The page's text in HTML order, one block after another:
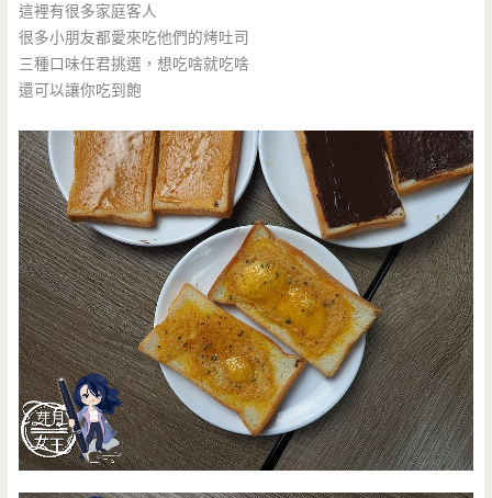
這裡有很多家庭客人
很多小朋友都愛來吃他們的烤吐司
三種口味任君挑選，想吃啥就吃啥
還可以讓你吃到飽